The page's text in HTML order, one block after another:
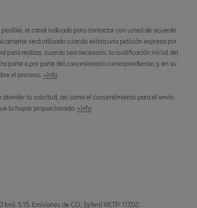
el canal indicado para contactar con usted de acuerdo
será utilizado cuando exista una petición expresa por
para realizar, cuando sea necesario, la cualificación inicial del
parte o por parte del concesionario correspondiente; y, en su
el proceso. +info
atender tu solicitud, así como el consentimiento para el envío
lo hayas proporcionado. +info
5,15. Emisiones de CO₂ (g/km) WLTP: 117,02.